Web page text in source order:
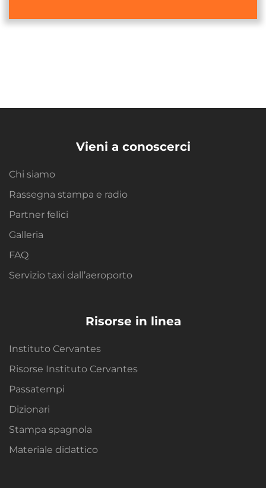
Vieni a conoscerci
Chi siamo
Rassegna stampa e radio
Partner felici
Galleria
FAQ
Servizio taxi dall’aeroporto
Risorse in linea
Instituto Cervantes
Risorse Instituto Cervantes
Passatempi
Dizionari
Stampa spagnola
Materiale didattico